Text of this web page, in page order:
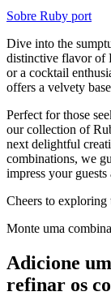
Sobre Ruby port
Dive into the
distinctive flavor of
or a cocktail
offers a velvety
Perfect for those
our collection of
next delightful
combinations, we
impress your guests
Cheers to
Monte uma
Adicione
refinar os